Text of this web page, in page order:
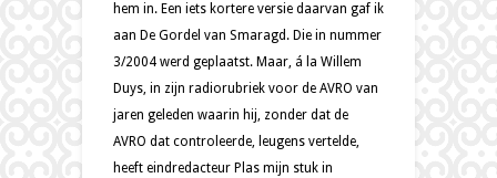
hem in. Een iets kortere versie daarvan gaf ik
aan De Gordel van Smaragd. Die in nummer
3/2004 werd geplaatst. Maar, á la Willem
Duys, in zijn radiorubriek voor de AVRO van
jaren geleden waarin hij, zonder dat de
AVRO dat controleerde, leugens vertelde,
heeft eindredacteur Plas mijn stuk in